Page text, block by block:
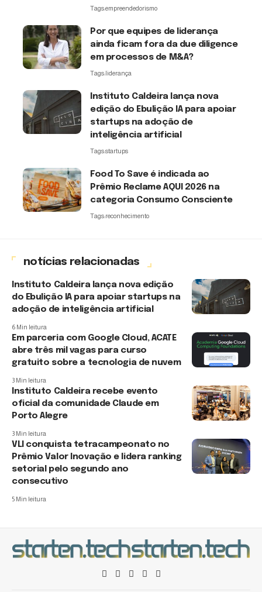
Tags:empreendedorismo
Por que equipes de liderança
ainda ficam fora da due diligence
em processos de M&A?
Tags:liderança
Instituto Caldeira lança nova
edição do Ebulição IA para apoiar
startups na adoção de
inteligência artificial
Tags:startups
Food To Save é indicada ao
Prêmio Reclame AQUI 2026 na
categoria Consumo Consciente
Tags:reconhecimento
notícias relacionadas
Instituto Caldeira lança nova edição
do Ebulição IA para apoiar startups na
adoção de inteligência artificial
6 Min leitura
Em parceria com Google Cloud, ACATE
abre três mil vagas para curso
gratuito sobre a tecnologia de nuvem
3 Min leitura
Instituto Caldeira recebe evento
oficial da comunidade Claude em
Porto Alegre
3 Min leitura
VLI conquista tetracampeonato no
Prêmio Valor Inovação e lidera ranking
setorial pelo segundo ano
consecutivo
5 Min leitura